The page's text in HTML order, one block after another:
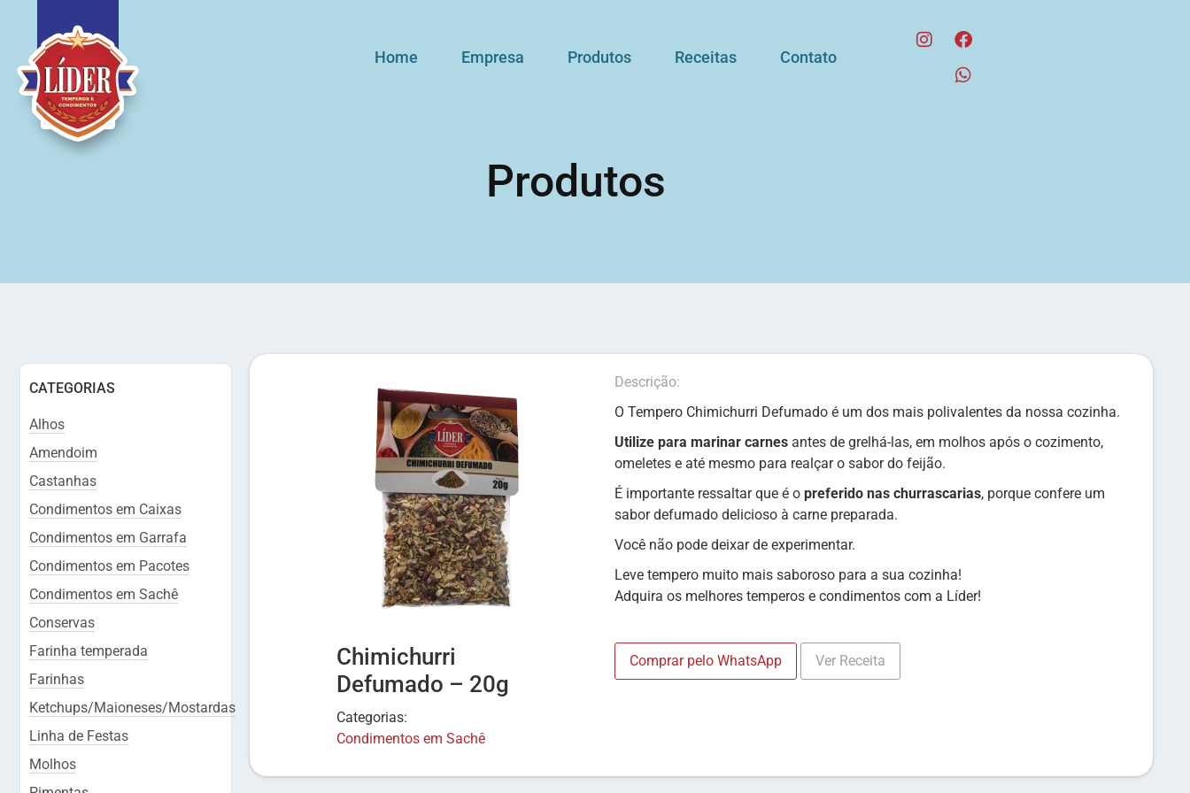
Home Empresa Produtos Receitas Contato
Produtos
CATEGORIAS
Alhos
Amendoim
Castanhas
Condimentos em Caixas
Condimentos em Garrafa
Condimentos em Pacotes
Condimentos em Sachê
Conservas
Farinha temperada
Farinhas
Ketchups/Maioneses/Mostardas
Linha de Festas
Molhos
Chimichurri
Defumado – 20g
Categorias:
Condimentos em Sachê
Descrição:
O Tempero Chimichurri Defumado é um dos mais polivalentes da nossa cozinha.
Utilize para marinar carnes antes de grelhá-las, em molhos após o cozimento,
omeletes e até mesmo para realçar o sabor do feijão.
É importante ressaltar que é o preferido nas churrascarias, porque confere um
sabor defumado delicioso à carne preparada.
Você não pode deixar de experimentar.
Leve tempero muito mais saboroso para a sua cozinha!
Adquira os melhores temperos e condimentos com a Líder!
Comprar pelo WhatsApp Ver Receita